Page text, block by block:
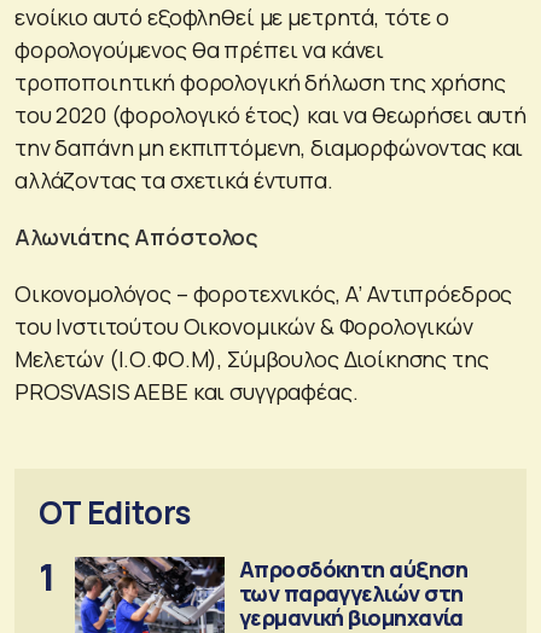
ενοίκιο αυτό εξοφληθεί με μετρητά, τότε ο
φορολογούμενος θα πρέπει να κάνει
τροποποιητική φορολογική δήλωση της χρήσης
του 2020 (φορολογικό έτος) και να θεωρήσει αυτή
την δαπάνη μη εκπιπτόμενη, διαμορφώνοντας και
αλλάζοντας τα σχετικά έντυπα.
Αλωνιάτης Απόστολος
Οικονομολόγος – φοροτεχνικός, Α’ Αντιπρόεδρος
του Ινστιτούτου Οικονομικών & Φορολογικών
Μελετών (Ι.Ο.ΦΟ.Μ), Σύμβουλος Διοίκησης της
PROSVASIS AEBE και συγγραφέας.
OT Editors
1
Απροσδόκητη αύξηση
των παραγγελιών στη
γερμανική βιομηχανία